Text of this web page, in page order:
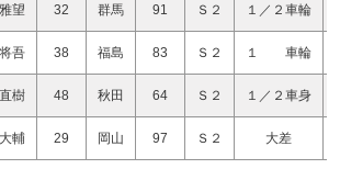
望 32 群馬 91 Ｓ２ １／２車輪
吾 38 福島 83 Ｓ２ １ 車輪
樹 48 秋田 64 Ｓ２ １／２車身
輔 29 岡山 97 Ｓ２ 大差